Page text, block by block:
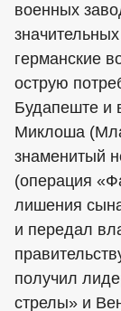
военных
германские
острую
Будапеште и
Миклоша
знаменитый
(операция
лишения
и передал
получил
стрелы» и